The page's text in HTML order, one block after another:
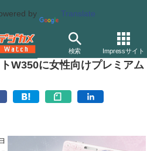
by Translate
検索 Impressサイト
ンズ一体型（コンパクト）カメラ ソ
W350に女性向けプレミアム